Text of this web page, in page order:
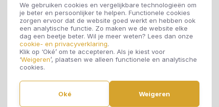
We gebruiken cookies en vergelijkbare technologieën om
je beter en persoonlijker te helpen. Functionele cookies
zorgen ervoor dat de website goed werkt en hebben ook
een analytische functie. Zo maken we de website elke
dag een beetje beter. Wil je meer weten? Lees dan onze
cookie- en privacyverklaring.
Klik op ‘Oké’ om te accepteren. Als je kiest voor
‘Weigeren’, plaatsen we alleen functionele en analytische
cookies.
Oké Weigeren
Motief: Stroken
Dikte: